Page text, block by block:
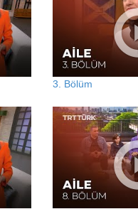
3. Bölüm